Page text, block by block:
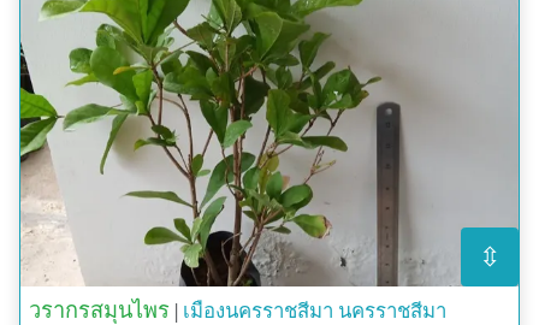
⇳
วรากรสมุนไพร | เมืองนครราชสีมา นครราชสีมา